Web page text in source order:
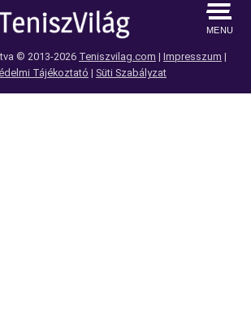
MENU
© 2013-2026 Teniszvilag.com | Impresszum |
Tájékoztató | Süti Szabályzat